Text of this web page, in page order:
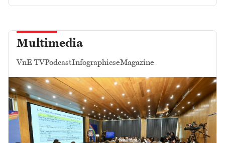
Multimedia
VnE TVPodcastInfographicseMagazine